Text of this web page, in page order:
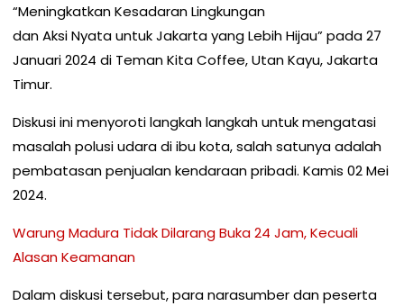
“Meningkatkan Kesadaran Lingkungan
dan Aksi Nyata untuk Jakarta yang Lebih Hijau” pada 27
Januari 2024 di Teman Kita Coffee, Utan Kayu, Jakarta
Timur.
Diskusi ini menyoroti langkah langkah untuk mengatasi
masalah polusi udara di ibu kota, salah satunya adalah
pembatasan penjualan kendaraan pribadi. Kamis 02 Mei
2024.
Warung Madura Tidak Dilarang Buka 24 Jam, Kecuali
Alasan Keamanan
Dalam diskusi tersebut, para narasumber dan peserta